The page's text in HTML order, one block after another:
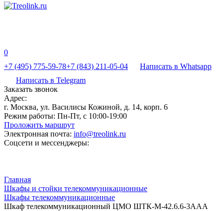
0
+7 (495) 775-59-78+7 (843) 211-05-04
Написать в Whatsapp
Написать в Telegram
Заказать звонок
Адрес:
г. Москва, ул. Василисы Кожиной, д. 14, корп. 6
Режим работы: Пн-Пт, с 10:00-19:00
Проложить маршрут
Электронная почта: info@treolink.ru
Соцсети и мессенджеры:
Главная
Шкафы и стойки телекоммуникационные
Шкафы телекоммуникационные
Шкаф телекоммуникационный ЦМО ШТК-М-42.6.6-3ААА